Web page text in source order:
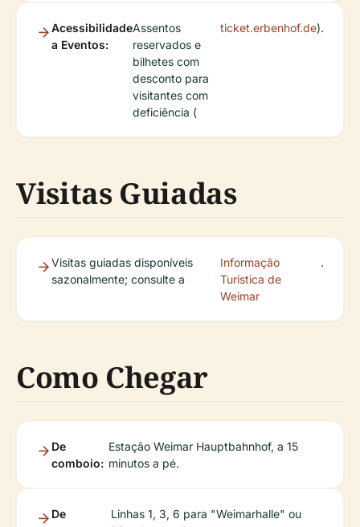
Acessibilidade
a Eventos:
Assentos
reservados e
bilhetes com
desconto para
visitantes com
deficiência (
ticket.erbenhof.de).
Visitas Guiadas
Visitas guiadas disponíveis
sazonalmente; consulte a
Informação
Turística de
Weimar
.
Como Chegar
De
comboio:
Estação Weimar Hauptbahnhof, a 15
minutos a pé.
De
Linhas 1, 3, 6 para "Weimarhalle" ou